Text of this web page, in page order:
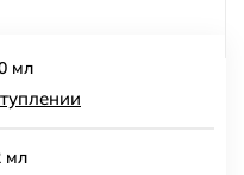
мл
мл